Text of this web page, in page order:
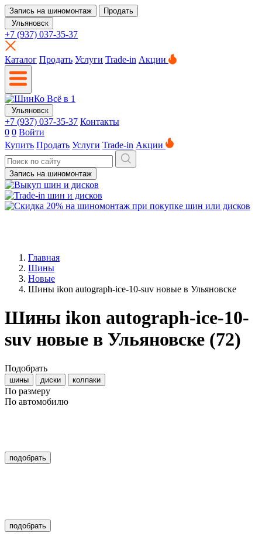
Запись на шиномонтаж
Продать
Ульяновск
+7 (937) 037-35-37
Каталог Продать Услуги Trade-in Акции
Ульяновск
+7 (937) 037-35-37 Контакты
0 0 Войти
Купить Продать Услуги Trade-in Акции
Запись на шиномонтаж
Главная
Шины
Новые
Шины ikon autograph-ice-10-suv новые в Ульяновске
Шины ikon autograph-ice-10-
suv новые в Ульяновске (72)
Подобрать
шины диски колпаки
По размеру
По автомобилю
подобрать
подобрать